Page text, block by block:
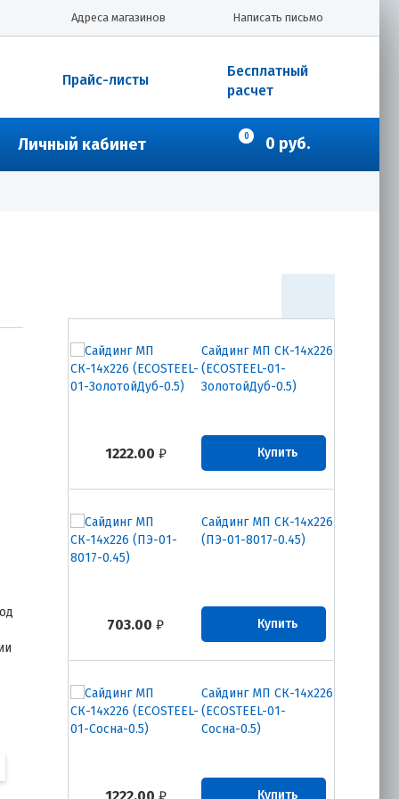
Написать письмо
Адреса магазинов
Бесплатный
расчет
Прайс-листы
Личный кабинет 0 0 руб.
(ПЭ-01-9003-0.45)
1222.00 ₽
Сайдинг МП СК-14х226
(ECOSTEEL-01-
ЗолотойДуб-0.5)
Купить
703.00 ₽
Сайдинг МП СК-14х226
(ПЭ-01-8017-0.45)
Купить
Сайдинг МП СК-14х226
(ECOSTEEL-01-
Сосна-0.5)
Купить